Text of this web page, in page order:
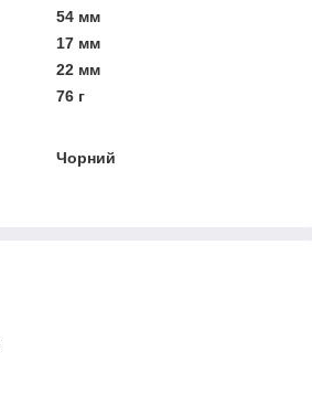
54 мм
17 мм
22 мм
76 г
Чорний